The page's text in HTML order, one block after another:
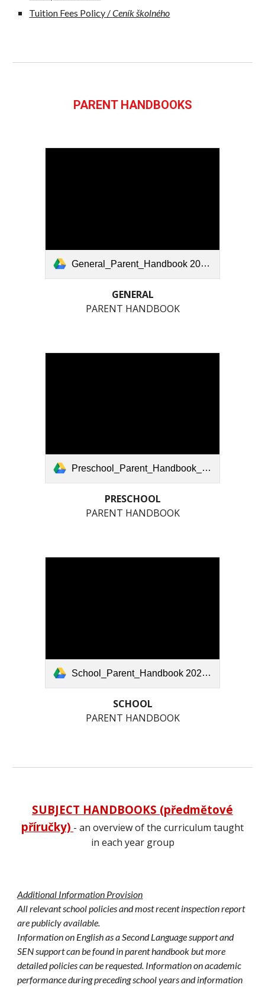
Tuition Fees Policy /Ceník školného
PARENT HANDBOOKS
General_Parent_Handbook 2025_2026 (1).pdf
GENERAL
PARENT HANDBOOK
Preschool_Parent_Handbook_2025_26.pdf
PRESCHOOL
PARENT HANDBOOK
School_Parent_Handbook 2025_2026.docx (1).pdf
SCHOOL
PARENT HANDBOOK
SUBJECT HANDBOOKS (předmětové
příručky) - an overview of the curriculum taught
in each year group
Additional Information Provision
All relevant school policies and most recent inspection report
are publicly available.
Information on English as a Second Language support and
SEN support can be found in parent handbook but more
detailed policies can be requested. Information on academic
performance during preceding school years and information